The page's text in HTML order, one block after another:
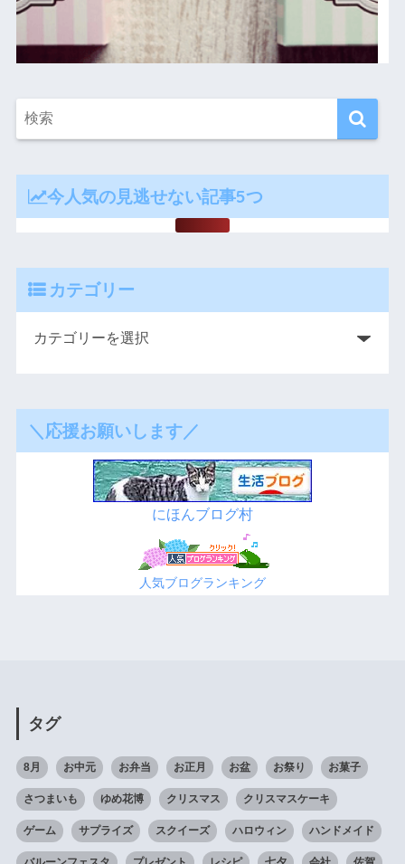
今人気の見逃せない記事5つ
カテゴリー
＼応援お願いします／
にほんブログ村
人気ブログランキング
タグ
8月 お中元 お弁当 お正月 お盆 お祭り お菓子
さつまいも ゆめ花博 クリスマス クリスマスケーキ
ゲーム サプライズ スクイーズ ハロウィン ハンドメイド